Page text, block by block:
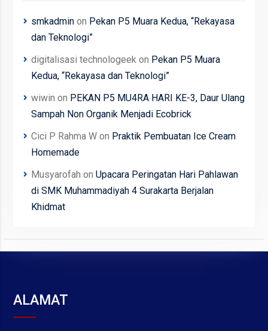
smkadminon Pekan P5 Muara Kedua, “Rekayasa
dan Teknologi”
digitalisasi technologeek on Pekan P5 Muara
Kedua, “Rekayasa dan Teknologi”
wiwin on PEKAN P5 MU4RA HARI KE-3, Daur Ulang
Sampah Non Organik Menjadi Ecobrick
Cici P Rahma Won Praktik Pembuatan Ice Cream
Homemade
Musyarofah on Upacara Peringatan Hari Pahlawan
di SMK Muhammadiyah 4 Surakarta Berjalan
Khidmat
ALAMAT